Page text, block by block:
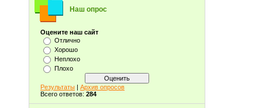
Наш опрос
Оцените наш сайт
Отлично
Хорошо
Неплохо
Плохо
Результаты | Архив опросов
Всего ответов: 284